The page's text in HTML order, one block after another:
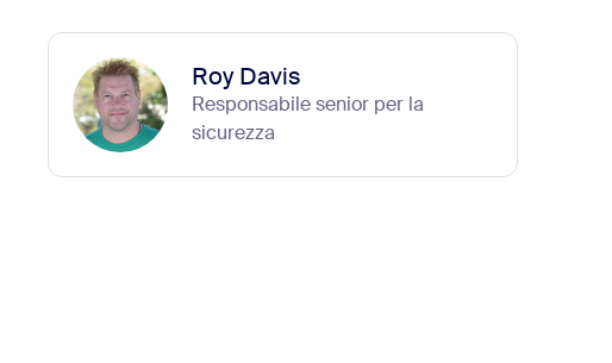
Roy Davis
Responsabile senior per la
sicurezza